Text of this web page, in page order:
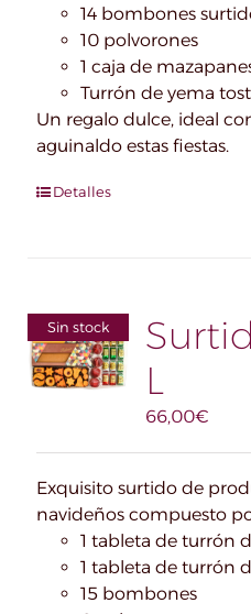
14 bombones
10 polvorones
1 caja de
Turrón de yema
Un regalo dulce, ideal
aguinaldo estas fiestas.
Detalles
Sin stock
L
66,00€
Exquisito surtido de
navideños compuesto
1 tableta de turrón
1 tableta de turrón
15 bombones